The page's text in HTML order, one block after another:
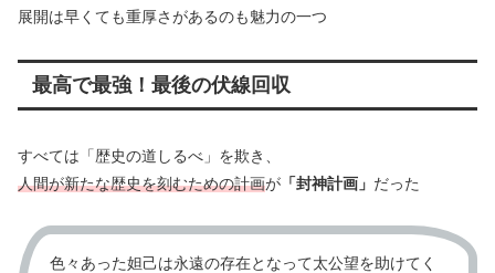
展開は早くても重厚さがあるのも魅力の一つ
最高で最強！最後の伏線回収
すべては「歴史の道しるべ」を欺き、
人間が新たな歴史を刻むための計画が 「封神計画」 だった
色々あった妲己は永遠の存在となって太公望を助けてく